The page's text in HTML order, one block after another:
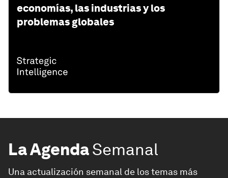
economías, las industrias y los
problemas globales
La AgendaSemanal
Una actualización semanal de los temas más